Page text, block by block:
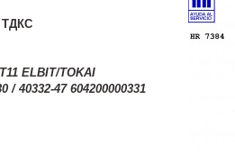
ТДКС
ELBIT/TOKAI
/ 40332-47 604200000331